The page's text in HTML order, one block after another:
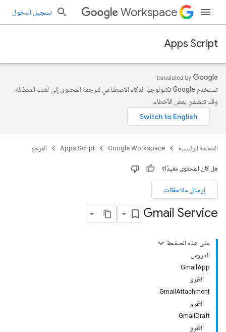
Workspace تسجيل الدخول
Apps Script
تستخدم Google تكنولوجيا الذكاء الاصطناعي لترجمة المحتوى إلى لغتك المفضّلة،
وقد تتضمّن بعض الأخطاء.
الصفحة الرئيسية Google Workspace
Apps Script المرجع
هل كان المحتوى مفيدًا؟
إرسال ملاحظات
Gmail Service
على هذه الصفحة
الدروس
GmailApp
الطُرق
GmailAttachment
الطُرق
GmailDraft
الطُرق